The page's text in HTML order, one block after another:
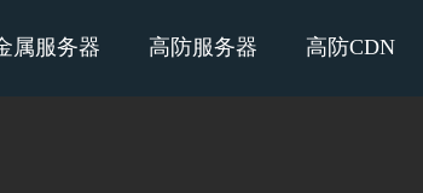
属服务器 高防服务器 高防CDN